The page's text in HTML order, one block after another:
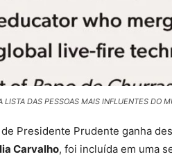
LISTA DAS PESSOAS MAIS INFLUENTES DO
Presidente Prudente ganha
Carvalho, foi incluída em uma